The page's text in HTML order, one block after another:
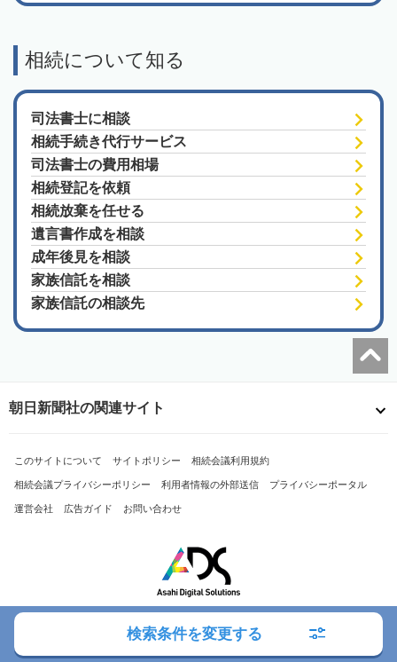
相続について知る
司法書士に相談
相続手続き代行サービス
司法書士の費用相場
相続登記を依頼
相続放棄を任せる
遺言書作成を相談
成年後見を相談
家族信託を相談
家族信託の相談先
検索条件を変更する
朝日新聞社の関連サイト
このサイトについて サイトポリシー 相続会議利用規約
相続会議プライバシーポリシー 利用者情報の外部送信 プライバシーポータル
運営会社 広告ガイド お問い合わせ
Copyright© The Asahi Shimbun Company. All Rights Reserved.